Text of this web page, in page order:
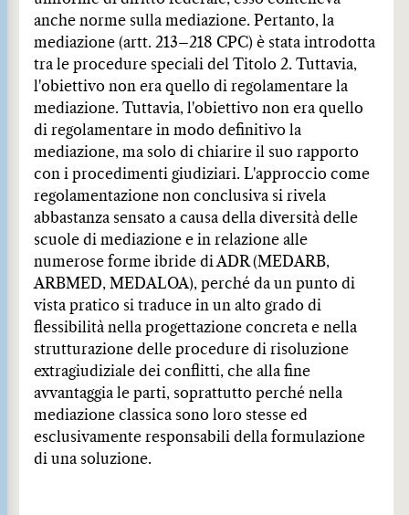
anche norme sulla mediazione. Pertanto, la
mediazione (artt. 213–218 CPC) è stata introdotta
tra le procedure speciali del Titolo 2. Tuttavia,
l'obiettivo non era quello di regolamentare la
mediazione. Tuttavia, l'obiettivo non era quello
di regolamentare in modo definitivo la
mediazione, ma solo di chiarire il suo rapporto
con i procedimenti giudiziari. L'approccio come
regolamentazione non conclusiva si rivela
abbastanza sensato a causa della diversità delle
scuole di mediazione e in relazione alle
numerose forme ibride di ADR (MEDARB,
ARBMED, MEDALOA), perché da un punto di
vista pratico si traduce in un alto grado di
flessibilità nella progettazione concreta e nella
strutturazione delle procedure di risoluzione
extragiudiziale dei conflitti, che alla fine
avvantaggia le parti, soprattutto perché nella
mediazione classica sono loro stesse ed
esclusivamente responsabili della formulazione
di una soluzione.